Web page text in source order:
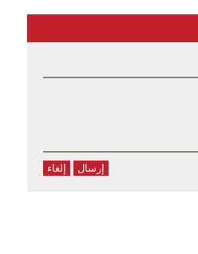
إرسال إلغاء